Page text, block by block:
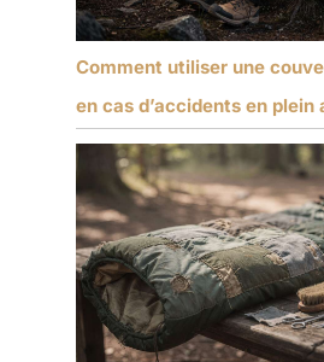
Comment utiliser une
en cas d’accidents en plein